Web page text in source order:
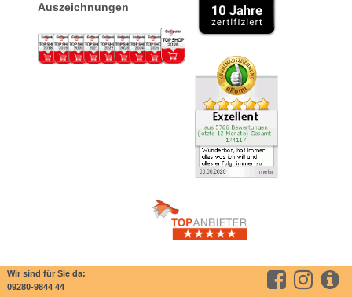
Auszeichnungen
Wir sind für Sie da:
09280-9844 44